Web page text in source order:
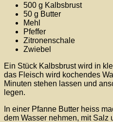
500 g Kalbsbrust
50 g Butter
Mehl
Pfeffer
Zitronenschale
Zwiebel
Ein Stück Kalbsbrust wird in
das Fleisch wird kochendes
Minuten stehen lassen und
legen.
In einer Pfanne Butter heiss
dem Wasser nehmen, mit Salz